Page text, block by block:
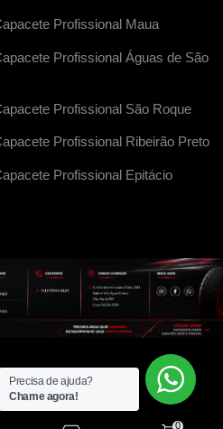
Profissional Maua
Profissional Águas de São
Profissional São Roque
Profissional Ribeirão Preto
Profissional Epitácio
0
Precisa de ajuda?
Chame agora!